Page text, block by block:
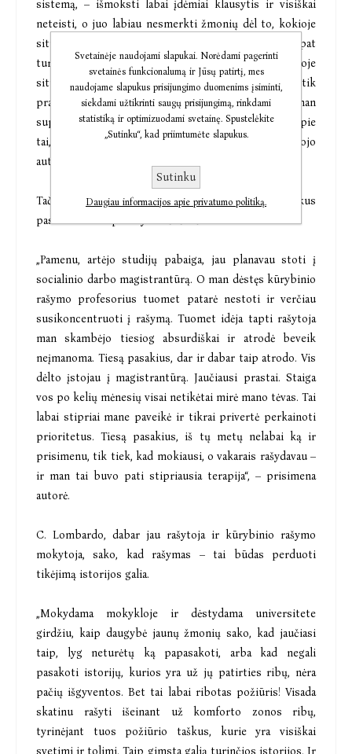
sistemą, – išmoksti labai įdėmiai klausytis ir visiškai
neteisti, o juo labiau nesmerkti žmonių dėl to, kokioje
situacijoje jie atsidūrė ir kokį gyvenimą gyvena. Taip pat
turi turėti labai daug empatijos, būti atidus konkrečioje
situacijoje atsidūrusiems žmonėms. Tai buvo ne tik
prasmingas ir svarbus darbas, bet drauge jis leido man
suprasti, koks sudėtingas yra pasaulis“, – interviu apie
tai, kas turėjo įtakos jos kūrybinei pradžiai, pasakojo
autorė.
Tačiau tikras postūmis rašyti įvyko sulaukus
paskatinimo ir palaikymo iš išorės.
„Pamenu, artėjo studijų pabaiga, jau planavau stoti į
socialinio darbo magistrantūrą. O man dėstęs kūrybinio
rašymo profesorius tuomet patarė nestoti ir verčiau
susikoncentruoti į rašymą. Tuomet idėja tapti rašytoja
man skambėjo tiesiog absurdiškai ir atrodė beveik
neįmanoma. Tiesą pasakius, dar ir dabar taip atrodo. Vis
dėlto įstojau į magistrantūrą. Jaučiausi prastai. Staiga
vos po kelių mėnesių visai netikėtai mirė mano tėvas. Tai
labai stipriai mane paveikė ir tikrai privertė perkainoti
prioritetus. Tiesą pasakius, iš tų metų nelabai ką ir
prisimenu, tik tiek, kad mokiausi, o vakarais rašydavau –
ir man tai buvo pati stipriausia terapija“, – prisimena
autorė.
C. Lombardo, dabar jau rašytoja ir kūrybinio rašymo
mokytoja, sako, kad rašymas – tai būdas perduoti
tikėjimą istorijos galia.
„Mokydama mokykloje ir dėstydama universitete
girdžiu, kaip daugybė jaunų žmonių sako, kad jaučiasi
taip, lyg neturėtų ką papasakoti, arba kad negali
pasakoti istorijų, kurios yra už jų patirties ribų, nėra
pačių išgyventos. Bet tai labai ribotas požiūris! Visada
skatinu rašyti išeinant už komforto zonos ribų,
tyrinėjant tuos požiūrio taškus, kurie yra visiškai
Svetainėje naudojami slapukai. Norėdami pagerinti
svetainės funkcionalumą ir Jūsų patirtį, mes
naudojame slapukus prisijungimo duomenims įsiminti,
siekdami užtikrinti saugų prisijungimą, rinkdami
statistiką ir optimizuodami svetainę. Spustelėkite
„Sutinku“, kad priimtumėte slapukus.
Sutinku
Daugiau informacijos apie privatumo politiką.